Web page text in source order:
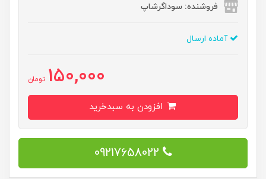
فروشنده: سوداگرشاپ
آماده ارسال
150,000 تومان
09217658022